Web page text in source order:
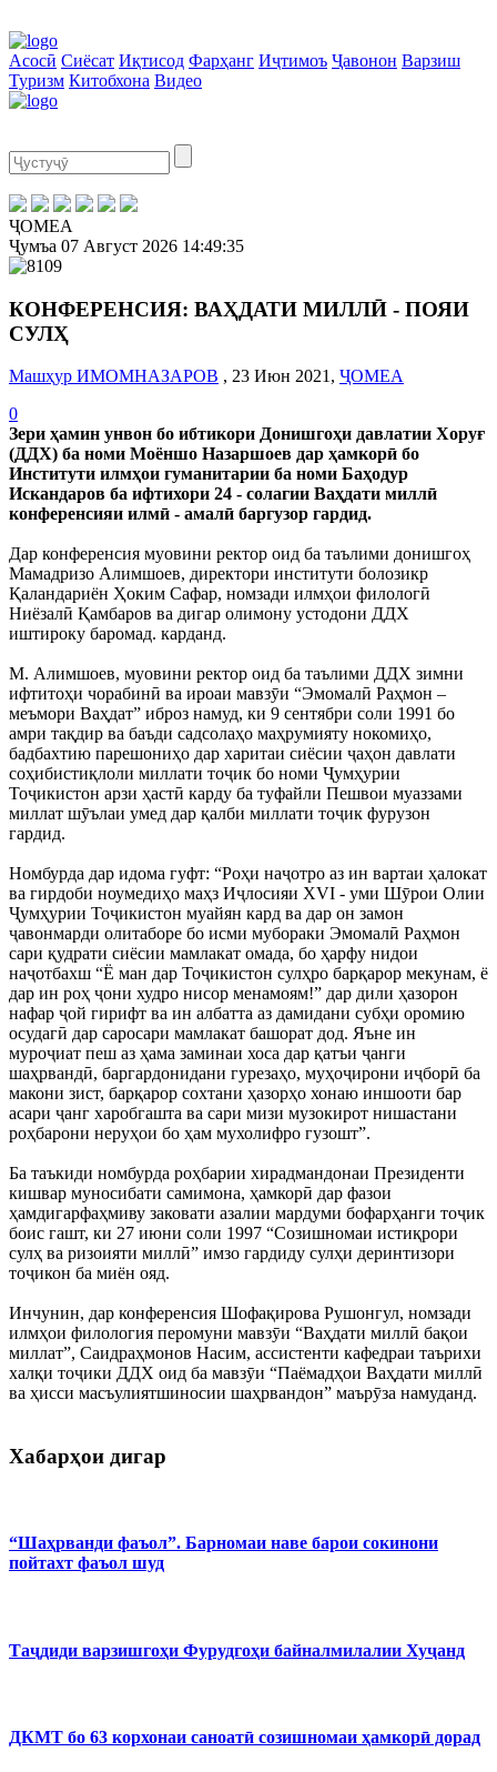
Асосӣ Сиёсат Иқтисод Фарҳанг Иҷтимоъ Ҷавонон Варзиш
Туризм Китобхона Видео
ҶОМЕА
Ҷумъа 07 Август 2026 14:49:36
КОНФЕРЕНСИЯ: ВАҲДАТИ МИЛЛӢ - ПОЯИ
СУЛҲ
Машҳур ИМОМНАЗАРОВ , 23 Июн 2021, ҶОМЕА
0
Зери ҳамин унвон бо ибтикори Донишгоҳи давлатии Хоруғ
(ДДХ) ба номи Моёншо Назаршоев дар ҳамкорӣ бо
Институти илмҳои гуманитарии ба номи Баҳодур
Искандаров ба ифтихори 24 - солагии Ваҳдати миллӣ
конференсияи илмӣ - амалӣ баргузор гардид.
Дар конференсия муовини ректор оид ба таълими донишгоҳ
Мамадризо Алимшоев, директори институти болозикр
Қаландариён Ҳоким Сафар, номзади илмҳои филологӣ
Ниёзалӣ Қамбаров ва дигар олимону устодони ДДХ
иштироку баромад. карданд.
М. Алимшоев, муовини ректор оид ба таълими ДДХ зимни
ифтитоҳи чорабинӣ ва ироаи мавзӯи “Эмомалӣ Раҳмон –
меъмори Ваҳдат” иброз намуд, ки 9 сентябри соли 1991 бо
амри тақдир ва баъди садсолаҳо маҳрумияту нокомиҳо,
бадбахтию парешониҳо дар харитаи сиёсии ҷаҳон давлати
соҳибистиқлоли миллати тоҷик бо номи Ҷумҳурии
Тоҷикистон арзи ҳастӣ карду ба туфайли Пешвои муаззами
миллат шӯълаи умед дар қалби миллати тоҷик фурузон
гардид.
Номбурда дар идома гуфт: “Роҳи наҷотро аз ин вартаи ҳалокат
ва гирдоби ноумедиҳо маҳз Иҷлосияи ХVI - уми Шӯрои Олии
Ҷумҳурии Тоҷикистон муайян кард ва дар он замон
ҷавонмарди олитаборе бо исми мубораки Эмомалӣ Раҳмон
сари қудрати сиёсии мамлакат омада, бо ҳарфу нидои
наҷотбахш “Ё ман дар Тоҷикистон сулҳро барқарор мекунам, ё
дар ин роҳ ҷони худро нисор менамоям!” дар дили ҳазорон
нафар ҷой гирифт ва ин албатта аз дамидани субҳи оромию
осудагӣ дар саросари мамлакат башорат дод. Яъне ин
муроҷиат пеш аз ҳама заминаи хоса дар қатъи ҷанги
шаҳрвандӣ, баргардонидани гурезаҳо, муҳоҷирони иҷборӣ ба
макони зист, барқарор сохтани ҳазорҳо хонаю иншооти бар
асари ҷанг харобгашта ва сари мизи музокирот нишастани
роҳбарони неруҳои бо ҳам мухолифро гузошт”.
Ба таъкиди номбурда роҳбарии хирадмандонаи Президенти
кишвар муносибати самимона, ҳамкорӣ дар фазои
ҳамдигарфаҳмиву заковати азалии мардуми бофарҳанги тоҷик
боис гашт, ки 27 июни соли 1997 “Созишномаи истиқрори
сулҳ ва ризоияти миллӣ” имзо гардиду сулҳи деринтизори
тоҷикон ба миён ояд.
Инчунин, дар конференсия Шофақирова Рушонгул, номзади
илмҳои филология перомуни мавзӯи “Ваҳдати миллӣ бақои
миллат”, Саидраҳмонов Насим, ассистенти кафедраи таърихи
халқи тоҷики ДДХ оид ба мавзӯи “Паёмадҳои Ваҳдати миллӣ
ва ҳисси масъулиятшиносии шаҳрвандон” маърӯза намуданд.
Хабарҳои дигар
“Шаҳрванди фаъол”. Барномаи наве барои сокинони
пойтахт фаъол шуд
Таҷдиди варзишгоҳи Фурудгоҳи байналмилалии Хуҷанд
ДКМТ бо 63 корхонаи саноатӣ созишномаи ҳамкорӣ дорад